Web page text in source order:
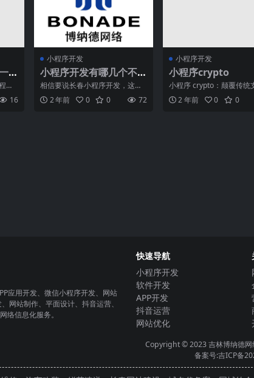
序
用
16
小程序开发
小程序开发有哪几个不
错的营销手段
相信要说长春小程序开发，这对
于人们而言都已然熟知了。伴着
时间的推移，该长春小程序
2 年前 0 0 72
小程序开发
小程序crypto
小程序 crypto：颠覆传统
式，打造安全高效的数字
付近年来，随着数
2 年前 0 0
应用开发、微信小程序开发、网站
网站制作、平面设计、抖音运营、
络信息化服务。
快速导航
小程序开发
软件开发
APP开发
抖音运营
网站优化
Copyright © 2023吉林博纳德网
备案号:吉ICP备